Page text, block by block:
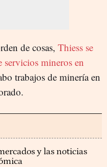
de cosas, Thiess se
mineros en
trabajos de minería en
y las noticias